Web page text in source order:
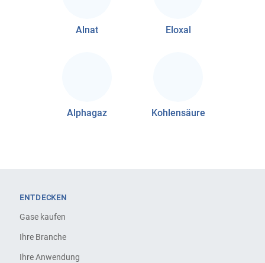
Alnat Eloxal
Alphagaz Kohlensäure
ENTDECKEN
Gase kaufen
Ihre Branche
Ihre Anwendung